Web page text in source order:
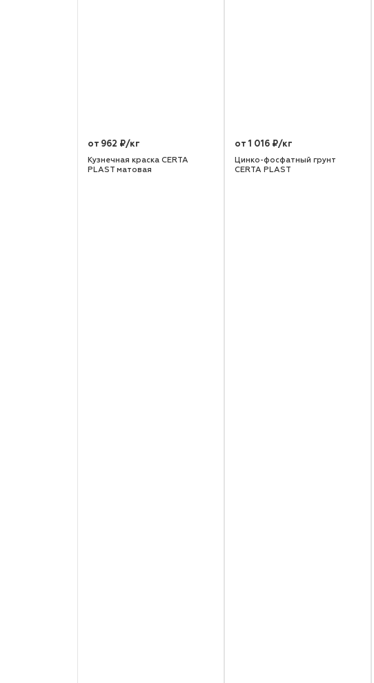
от 962 ₽/кг
Кузнечная краска CERTA
PLAST матовая
от 1 016 ₽/кг
Цинко-фосфатный грунт
CERTA PLAST